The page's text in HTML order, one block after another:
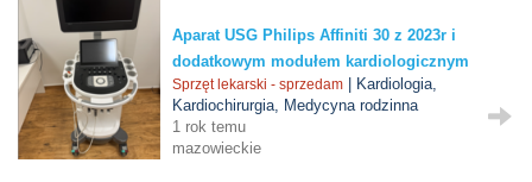
Aparat USG Philips Affiniti 30 z 2023r i
dodatkowym modułem kardiologicznym
Sprzęt lekarski - sprzedam | Kardiologia,
Kardiochirurgia, Medycyna rodzinna
1 rok temu
mazowieckie